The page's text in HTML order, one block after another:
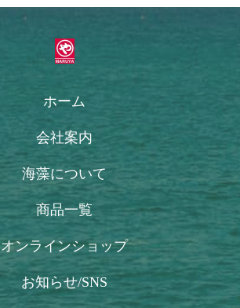
ホーム
会社案内
海藻について
商品一覧
オンラインショップ
お知らせ/SNS